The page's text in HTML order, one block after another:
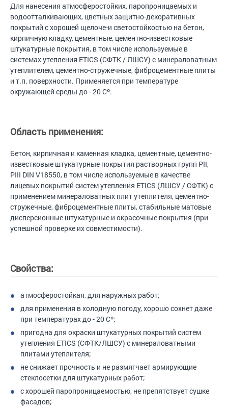
Для нанесения атмосферостойких, паропроницаемых и
водоотталкивающих, цветных защитно-декоративных
покрытий с хорошей щелоче-и светостойкостью на бетон,
кирпичную кладку, цементные, цементно-известковые
штукатурные покрытия, в том числе используемые в
системах утепления ETICS (СФТК / ЛШСУ) с минераловатным
утеплителем, цементно-стружечные, фиброцементные плиты
и т.п. поверхности. Применяется при температуре
окружающей среды до - 20 Сº.
Область применения:
Бетон, кирпичная и каменная кладка, цементные, цементно-
известковые штукатурные покрытия растворных групп PII,
PIII DIN V18550, в том числе используемые в качестве
лицевых покрытий систем утепления ETICS (ЛШСУ / СФТК) с
применением минераловатных плит утеплителя, цементно-
стружечные, фиброцементные плиты, стабильные матовые
дисперсионные штукатурные и окрасочные покрытия (при
успешной проверке их совместимости).
Свойства:
атмосферостойкая, для наружных работ;
для применения в холодную погоду, хорошо сохнет даже
при температурах до - 20 Сº;
пригодна для окраски штукатурных покрытий систем
утепления ETICS (СФТК/ЛШСУ) с минераловатными
плитами утеплителя;
не снижает прочность и не размягчает армирующие
стеклосетки для штукатурных работ;
с хорошей паропроницаемостью, не препятствует сушке
фасадов;